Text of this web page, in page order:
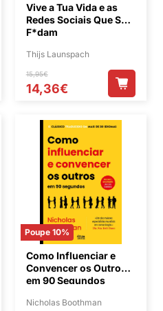
Vive a Tua Vida e as
Redes Sociais Que Se
F*dam
Thijs Launspach
15,95€
14,36€
Poupe 10%
Como Influenciar e
Convencer os Outros
em 90 Segundos
Nicholas Boothman